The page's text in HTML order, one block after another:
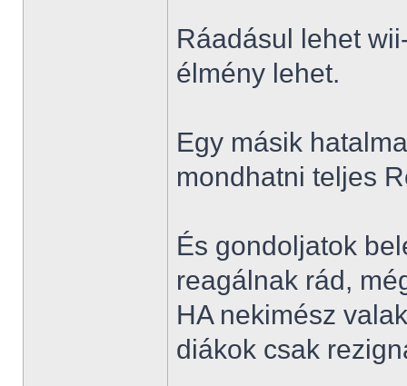
Ráadásul lehet
élmény lehet.
Egy másik
mondhatni teljes
És gondoljatok
reagálnak rád,
HA nekimész
diákok csak